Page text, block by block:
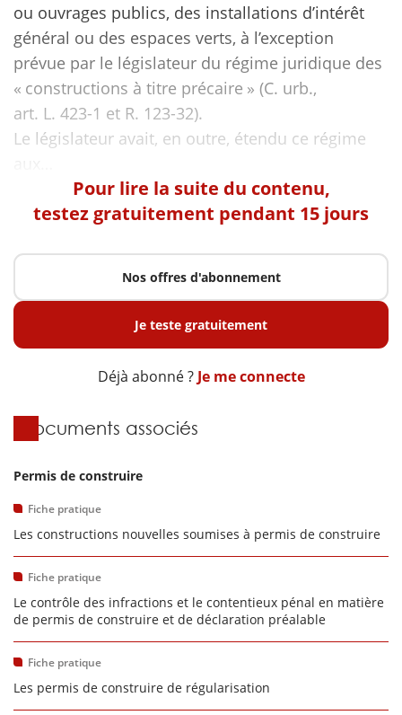
ou ouvrages publics, des installations d’intérêt
général ou des espaces verts, à l’exception
prévue par le législateur du régime juridique des
« constructions à titre précaire » (C. urb.,
art. L. 423-1 et R. 123-32).
Le législateur avait, en outre, étendu ce régime
Pour lire la suite du contenu,
testez gratuitement pendant 15 jours
Nos offres d'abonnement
Je teste gratuitement
Déjà abonné ? Je me connecte
Documents associés
Permis de construire
Fiche pratique
Les constructions nouvelles soumises à permis de construire
Fiche pratique
Le contrôle des infractions et le contentieux pénal en matière
de permis de construire et de déclaration préalable
Fiche pratique
Les permis de construire de régularisation